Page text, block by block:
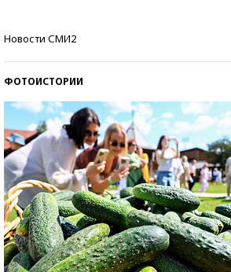
Новости СМИ2
ФОТОИСТОРИИ